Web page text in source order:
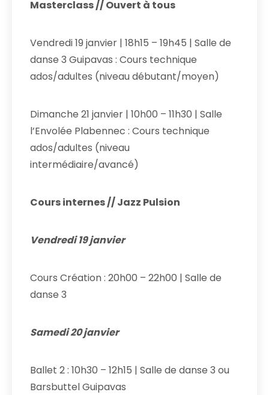
Masterclass // Ouvert à tous
Vendredi 19 janvier | 18h15 – 19h45 | Salle de
danse 3 Guipavas : Cours technique
ados/adultes (niveau débutant/moyen)
Dimanche 21 janvier | 10h00 – 11h30 | Salle
l’Envolée Plabennec : Cours technique
ados/adultes (niveau
intermédiaire/avancé)
Cours internes // Jazz Pulsion
Vendredi 19 janvier
Cours Création : 20h00 – 22h00 | Salle de
danse 3
Samedi 20 janvier
Ballet 2 : 10h30 – 12h15 | Salle de danse 3 ou
Barsbuttel Guipavas